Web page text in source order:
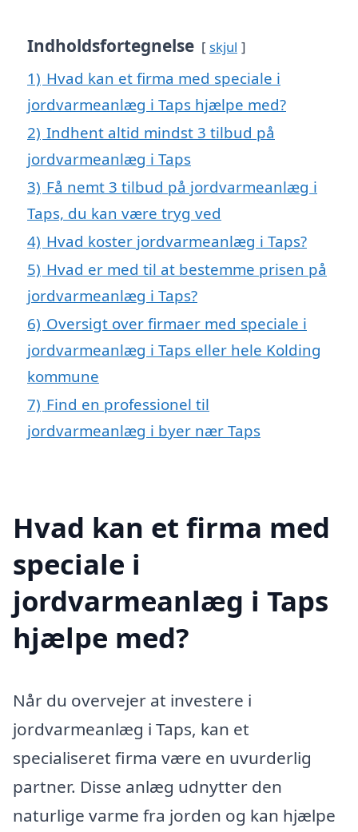
Indholdsfortegnelse skjul
1) Hvad kan et firma med speciale i
jordvarmeanlæg i Taps hjælpe med?
2) Indhent altid mindst 3 tilbud på
jordvarmeanlæg i Taps
3) Få nemt 3 tilbud på jordvarmeanlæg i
Taps, du kan være tryg ved
4) Hvad koster jordvarmeanlæg i Taps?
5) Hvad er med til at bestemme prisen på
jordvarmeanlæg i Taps?
6) Oversigt over firmaer med speciale i
jordvarmeanlæg i Taps eller hele Kolding
kommune
7) Find en professionel til
jordvarmeanlæg i byer nær Taps
Hvad kan et firma med
speciale i
jordvarmeanlæg i Taps
hjælpe med?
Når du overvejer at investere i
jordvarmeanlæg i Taps, kan et
specialiseret firma være en uvurderlig
partner. Disse anlæg udnytter den
naturlige varme fra jorden og kan hjælpe